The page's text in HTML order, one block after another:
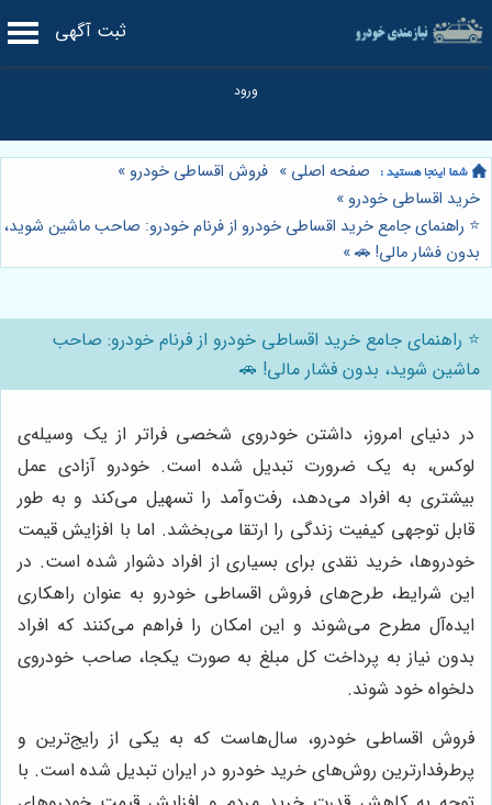
ثبت آگهی
صفحه اصلی » فروش اقساطی خودرو »
خرید اقساطی خودرو »
⭐️ راهنمای جامع خرید اقساطی خودرو از فرنام خودرو: صاحب ماشین شوید،
بدون فشار مالی! 🚗»
⭐️ راهنمای جامع خرید اقساطی خودرو از فرنام خودرو: صاحب
ماشین شوید، بدون فشار مالی! 🚗
در دنیای امروز، داشتن خودروی شخصی فراتر از یک وسیله‌ی
لوکس، به یک ضرورت تبدیل شده است. خودرو آزادی عمل
بیشتری به افراد می‌دهد، رفت‌وآمد را تسهیل می‌کند و به طور
قابل توجهی کیفیت زندگی را ارتقا می‌بخشد. اما با افزایش قیمت
خودروها، خرید نقدی برای بسیاری از افراد دشوار شده است. در
این شرایط، طرح‌های فروش اقساطی خودرو به عنوان راهکاری
ایده‌آل مطرح می‌شوند و این امکان را فراهم می‌کنند که افراد
بدون نیاز به پرداخت کل مبلغ به صورت یکجا، صاحب خودروی
دلخواه خود شوند.
فروش اقساطی خودرو، سال‌هاست که به یکی از رایج‌ترین و
پرطرفدارترین روش‌های خرید خودرو در ایران تبدیل شده است. با